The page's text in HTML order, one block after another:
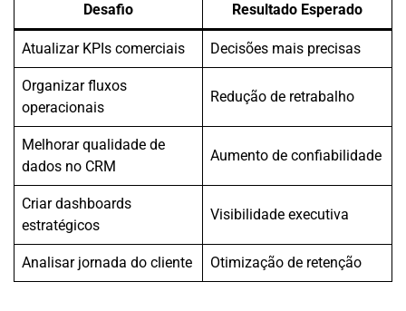
Desafio Resultado Esperado
Atualizar KPIs comerciais Decisões mais precisas
Organizar fluxos
operacionais
Redução de retrabalho
Melhorar qualidade de
dados no CRM
Aumento de confiabilidade
Criar dashboards
estratégicos
Visibilidade executiva
Analisar jornada do cliente Otimização de retenção